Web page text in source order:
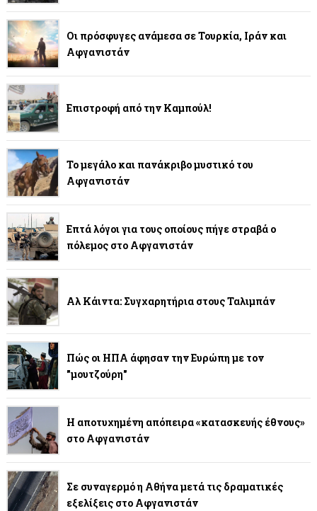
Οι πρόσφυγες ανάμεσα σε Τουρκία, Ιράν και
Αφγανιστάν
Επιστροφή από την Καμπούλ!
Το μεγάλο και πανάκριβο μυστικό του
Αφγανιστάν
Επτά λόγοι για τους οποίους πήγε στραβά ο
πόλεμος στο Αφγανιστάν
Αλ Κάιντα: Συγχαρητήρια στους Ταλιμπάν
Πώς οι ΗΠΑ άφησαν την Ευρώπη με τον
"μουτζούρη"
Η αποτυχημένη απόπειρα «κατασκευής έθνους»
στο Αφγανιστάν
Σε συναγερμό η Αθήνα μετά τις δραματικές
εξελίξεις στο Αφγανιστάν